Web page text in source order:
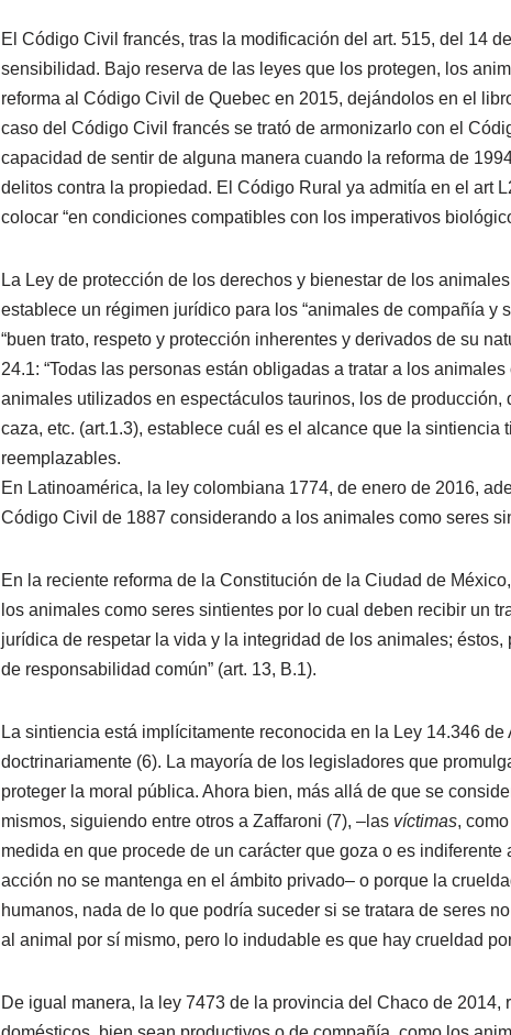
El Código Civil francés, tras la modificación del art. 515, del 14
sensibilidad. Bajo reserva de las leyes que los protegen, los
reforma al Código Civil de Quebec en 2015, dejándolos en el
caso del Código Civil francés se trató de armonizarlo con el
capacidad de sentir de alguna manera cuando la reforma de
delitos contra la propiedad. El Código Rural ya admitía en el art
colocar “en condiciones compatibles con los imperativos
La Ley de protección de los derechos y bienestar de los
establece un régimen jurídico para los “animales de compañía
“buen trato, respeto y protección inherentes y derivados de su
24.1: “Todas las personas están obligadas a tratar a los
animales utilizados en espectáculos taurinos, los de
caza, etc. (art.1.3), establece cuál es el alcance que la
reemplazables.
En Latinoamérica, la ley colombiana 1774, de enero de 2016,
Código Civil de 1887 considerando a los animales como seres
En la reciente reforma de la Constitución de la Ciudad de
los animales como seres sintientes por lo cual deben recibir un
jurídica de respetar la vida y la integridad de los animales;
de responsabilidad común” (art. 13, B.1).
La sintiencia está implícitamente reconocida en la Ley 14.346
doctrinariamente (6). La mayoría de los legisladores que
proteger la moral pública. Ahora bien, más allá de que se
mismos, siguiendo entre otros a Zaffaroni (7), –las víctimas,
medida en que procede de un carácter que goza o es
acción no se mantenga en el ámbito privado– o porque la
humanos, nada de lo que podría suceder si se tratara de seres
al animal por sí mismo, pero lo indudable es que hay crueldad
De igual manera, la ley 7473 de la provincia del Chaco de